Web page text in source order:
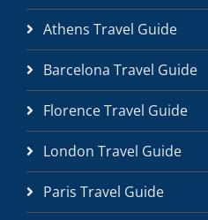
Athens Travel Guide
Barcelona Travel Guide
Florence Travel Guide
London Travel Guide
Paris Travel Guide